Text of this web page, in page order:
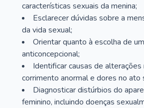
características sexuais da menina;
Esclarecer dúvidas sobre a
da vida sexual;
Orientar quanto à escolha de
anticoncepcional;
Identificar causas de alterações
corrimento anormal e dores no ato
Diagnosticar distúrbios do
feminino, incluindo doenças